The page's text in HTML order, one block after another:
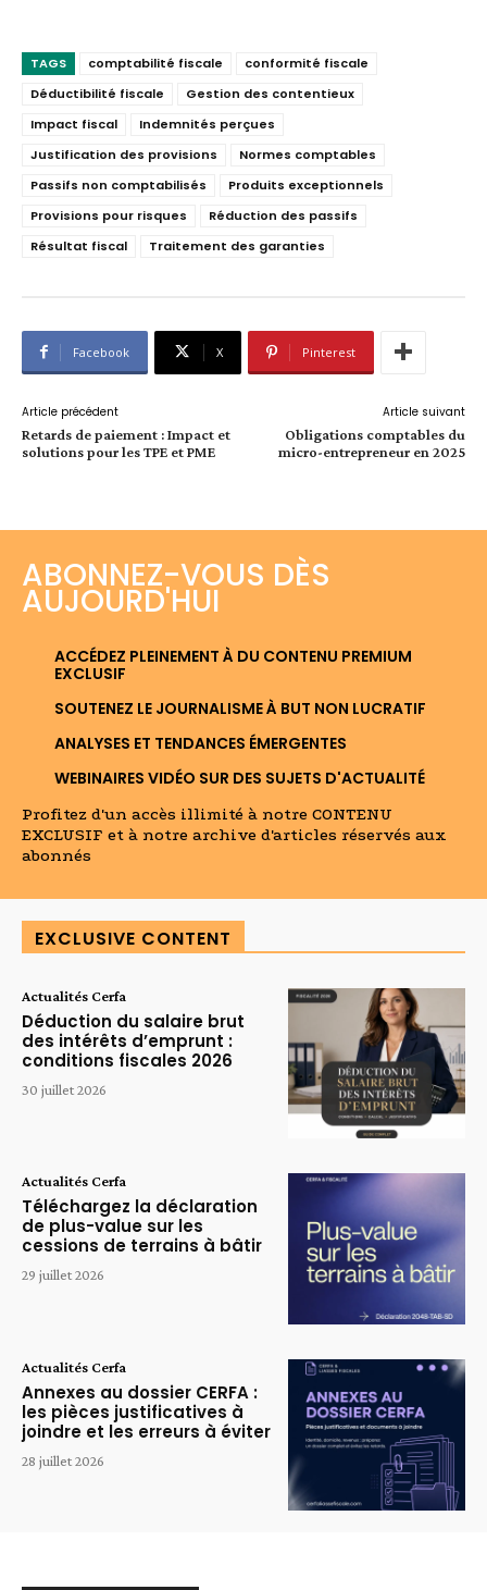
TAGS comptabilité fiscale
conformité fiscale
Déductibilité fiscale
Gestion des contentieux
Impact fiscal
Indemnités perçues
Justification des provisions
Normes comptables
Passifs non comptabilisés
Produits exceptionnels
Provisions pour risques
Réduction des passifs
Résultat fiscal
Traitement des garanties
Facebook X Pinterest
Article précédent
Retards de paiement : Impact et
solutions pour les TPE et PME
Article suivant
Obligations comptables du
micro-entrepreneur en 2025
ABONNEZ-VOUS DÈS
AUJOURD'HUI
ACCÉDEZ PLEINEMENT À DU CONTENU PREMIUM
EXCLUSIF
SOUTENEZ LE JOURNALISME À BUT NON LUCRATIF
ANALYSES ET TENDANCES ÉMERGENTES
WEBINAIRES VIDÉO SUR DES SUJETS D'ACTUALITÉ
Profitez d'un accès illimité à notre CONTENU
EXCLUSIF et à notre archive d'articles réservés aux
abonnés
EXCLUSIVE CONTENT
Actualités Cerfa
Déduction du salaire brut
des intérêts d’emprunt :
conditions fiscales 2026
30 juillet 2026
Actualités Cerfa
Téléchargez la déclaration
de plus-value sur les
cessions de terrains à bâtir
29 juillet 2026
Actualités Cerfa
Annexes au dossier CERFA :
les pièces justificatives à
joindre et les erreurs à éviter
28 juillet 2026